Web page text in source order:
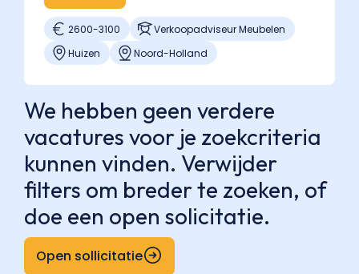
2600-3100
Verkoopadviseur Meubelen
Huizen
Noord-Holland
We hebben geen verdere
vacatures voor je zoekcriteria
kunnen vinden. Verwijder
filters om breder te zoeken, of
doe een open solicitatie.
Open sollicitatie